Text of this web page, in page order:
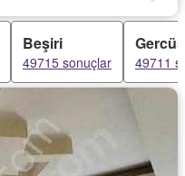
Beşiri
49715 sonuçlar
Gercüş
49711